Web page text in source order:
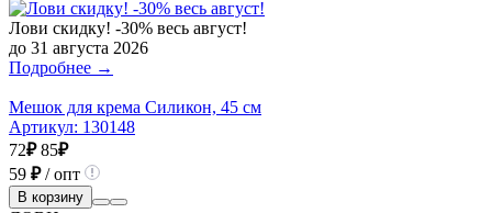
Лови скидку! -30% весь август!
до 31 августа 2026
Подробнее →
Мешок для крема Силикон, 45 см
Артикул: 130148
72₽ 85₽
59 ₽/ опт
В корзину